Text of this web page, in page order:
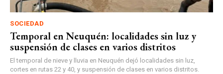
SOCIEDAD
Temporal en Neuquén: localidades sin luz y
suspensión de clases en varios distritos
El temporal de nieve y lluvia en Neuquén dejó localidades sin luz,
cortes en rutas 22 y 40, y suspensión de clases en varios distritos.